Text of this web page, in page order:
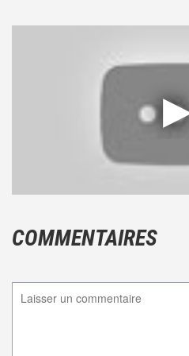
COMMENTAIRES